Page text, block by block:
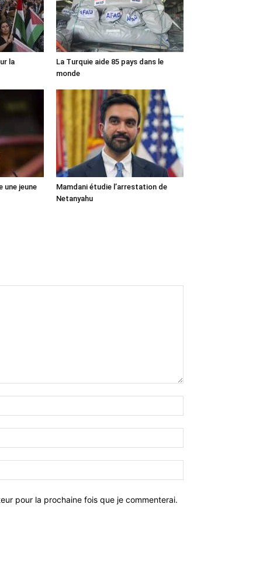
la
La Turquie aide 85 pays dans le
monde
une jeune
Mamdani étudie l’arrestation de
Netanyahu
pour la prochaine fois que je commenterai.